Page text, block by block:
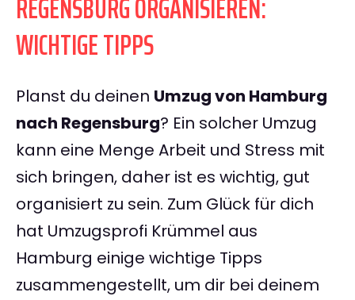
WICHTIGE TIPPS
Planst du deinen Umzug von Hamburg
nach Regensburg? Ein solcher Umzug
kann eine Menge Arbeit und Stress mit
sich bringen, daher ist es wichtig, gut
organisiert zu sein. Zum Glück für dich
hat Umzugsprofi Krümmel aus
Hamburg einige wichtige Tipps
zusammengestellt, um dir bei deinem